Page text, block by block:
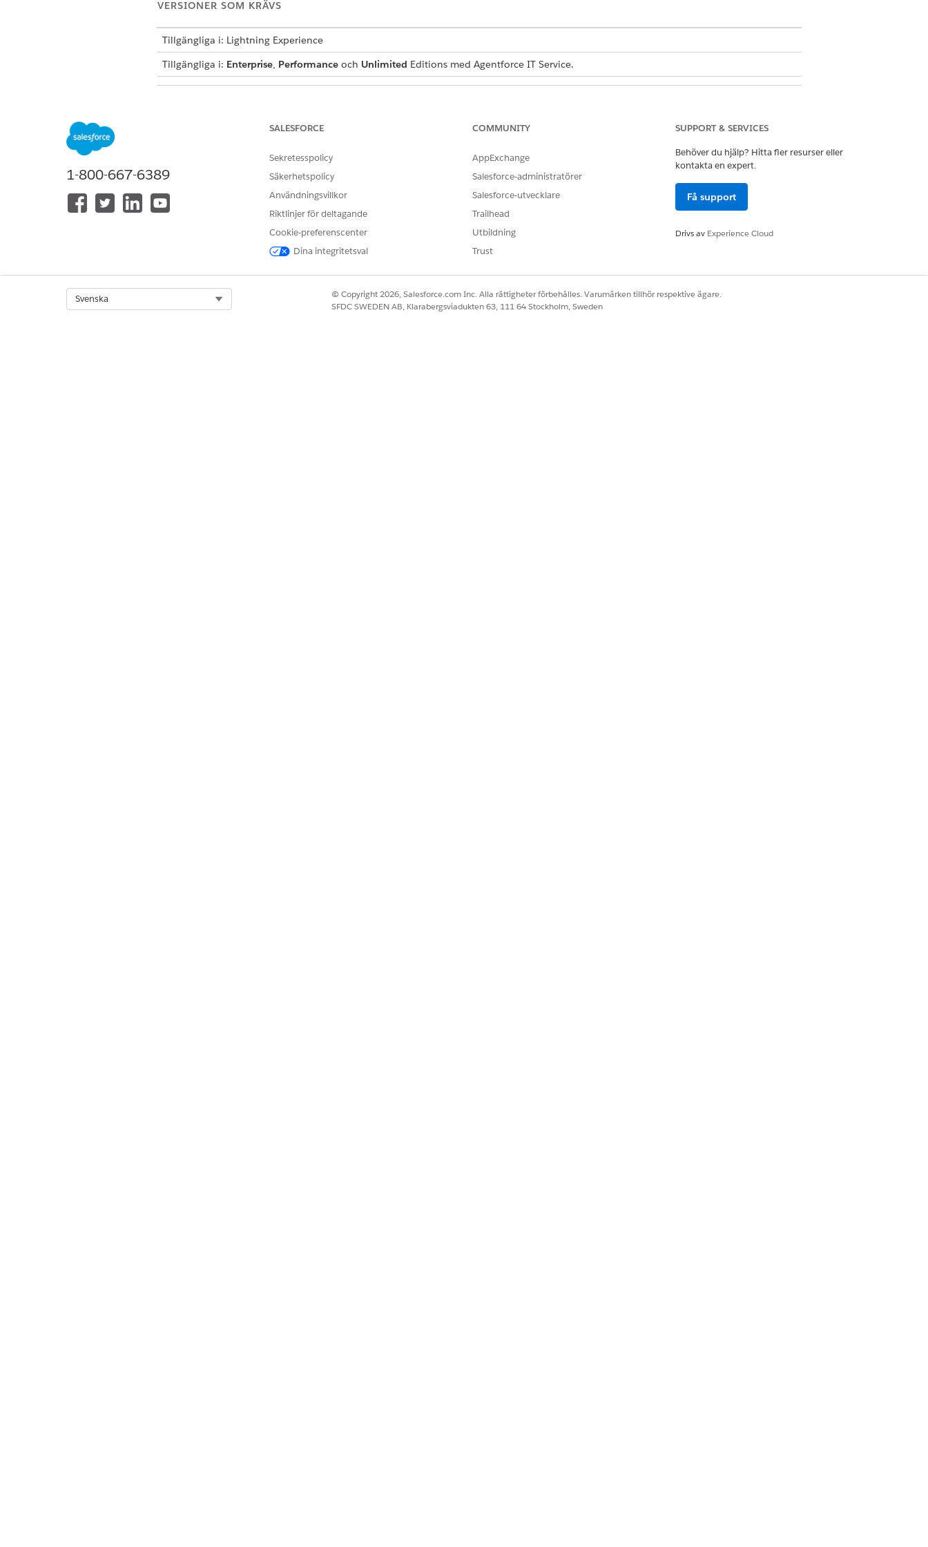
VERSIONER SOM KRÄVS
Tillgängliga i: Lightning Experience
Tillgängliga i: Enterprise, Performanceoch Unlimited Editions med Agentforce IT Service.
Efter konfigurationen kan utsedda större incidenthanterare främja incidenter som har en viktig verksamhetspåverkan.
Öppna en incidentpost.
Systemet förklarar incidenten som en större incident och en banner visas högst upp i posten.
Berätta för oss vad vi kan förbättra!
Ja Nej
1-800-667-6389
SALESFORCE
Sekretesspolicy
Säkerhetspolicy
Användningsvillkor
Riktlinjer för deltagande
Cookie-preferenscenter
Dina integritetsval
COMMUNITY
AppExchange
Salesforce-administratörer
Salesforce-utvecklare
Trailhead
Utbildning
Trust
SUPPORT & SERVICES
Behöver du hjälp? Hitta fler resurser eller
kontakta en expert.
Få support
Drivs av Experience Cloud
Svenska
© Copyright 2026, Salesforce.com Inc. Alla rättigheter förbehålles. Varumärken tillhör respektive ägare.
SFDC SWEDEN AB, Klarabergsviadukten 63, 111 64 Stockholm, Sweden